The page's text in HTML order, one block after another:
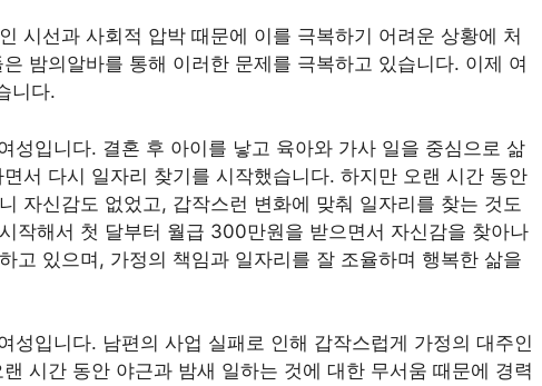
시선과 사회적 압박 때문에 이를 극복하기 어려운 상황에 처
밤의알바를 통해 이러한 문제를 극복하고 있습니다. 이제 여
니다.
성입니다. 결혼 후 아이를 낳고 육아와 가사 일을 중심으로 삶
서 다시 일자리 찾기를 시작했습니다. 하지만 오랜 시간 동안
자신감도 없었고, 갑작스런 변화에 맞춰 일자리를 찾는 것도
작해서 첫 달부터 월급 300만원을 받으면서 자신감을 찾아나
고 있으며, 가정의 책임과 일자리를 잘 조율하며 행복한 삶을
성입니다. 남편의 사업 실패로 인해 갑작스럽게 가정의 대주인
시간 동안 야근과 밤새 일하는 것에 대한 무서움 때문에 경력